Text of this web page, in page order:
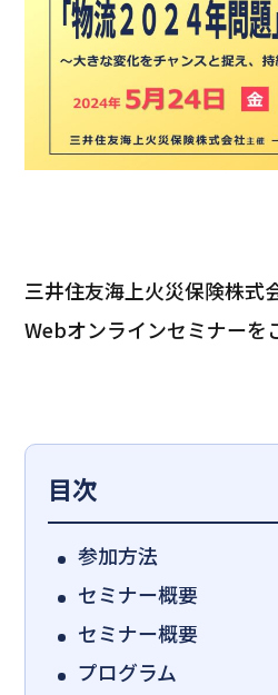
三井住友海上火災保険株式
Webオンラインセミナーを
目次
参加方法
セミナー概要
セミナー概要
プログラム